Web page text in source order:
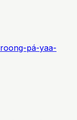
roong-pá-yaa-